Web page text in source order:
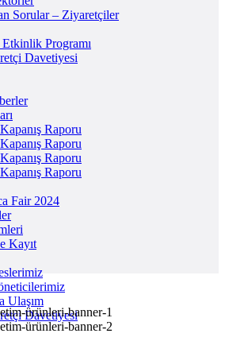
Sorular – Ziyaretçiler
Programı
Davetiyesi
Raporu
Raporu
Raporu
Raporu
Fair 2024
Kayıt
Ulaşım
Davetiyesi